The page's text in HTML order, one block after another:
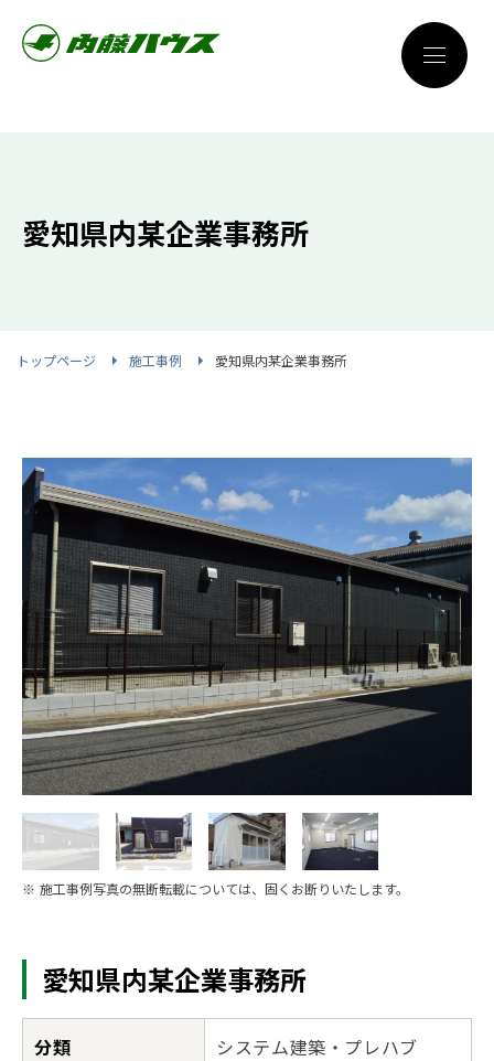
愛知県内某企業事務所
トップページ 施工事例 愛知県内某企業事務所
※ 施工事例写真の無断転載については、固くお断りいたします。
愛知県内某企業事務所
分類 システム建築・プレハブ